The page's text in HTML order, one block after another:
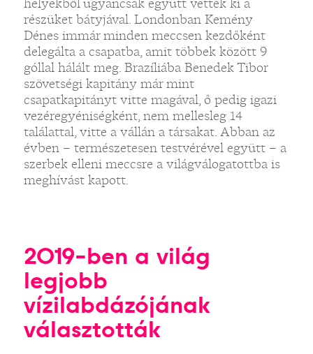
részüket bátyjával. Londonban Kemény
Dénes immár minden meccsen kezdőként
delegálta a csapatba, amit többek között 9
góllal hálált meg. Brazíliába Benedek Tibor
szövetségi kapitány már mint
csapatkapitányt vitte magával, ő pedig igazi
vezéregyéniségként, nem mellesleg 14
találattal, vitte a vállán a társakat. Abban az
évben – természetesen testvérével együtt – a
szerbek elleni meccsre a világválogatottba is
meghívást kapott.
2019-ben a világ
legjobb
vízilabdázójának
választották